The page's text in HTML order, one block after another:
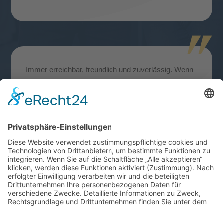
Immer erreichbar, freundlich und zuverlässig. Wenn
ich ein Taxi in Neustrelitz oder Umgebung brauche,
dann nur Taxi Hank

Augustastraße 33,
17235 Neustrelitz